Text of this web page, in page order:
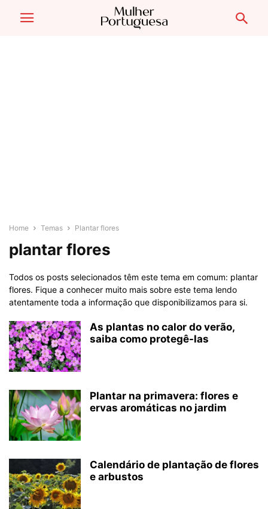
Home Temas Plantar flores
plantar flores
Todos os posts selecionados têm este tema em comum: plantar
flores. Fique a conhecer muito mais sobre este tema lendo
atentamente toda a informação que disponibilizamos para si.
As plantas no calor do verão,
saiba como protegê-las
Plantar na primavera: flores e
ervas aromáticas no jardim
Calendário de plantação de flores
e arbustos